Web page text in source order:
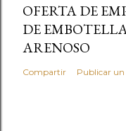
OFERTA DE
DE
ARENOSO
Compartir Publicar